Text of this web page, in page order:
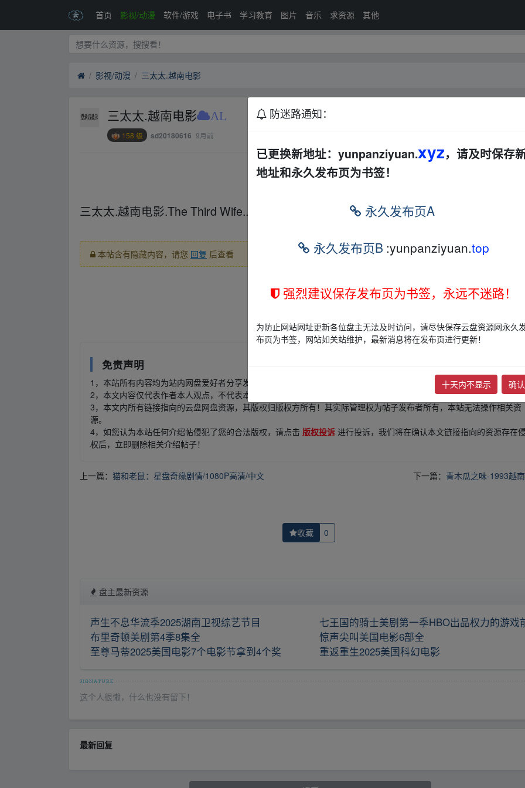
首页 影视/动漫 软件/游戏 电子书 学习教育 图片 音乐 求资源 其他
影视/动漫 三太太.越南电影
三太太.越南电影 AL
158 级 sd20180616 9月前
三太太.越南电影.The Third Wife....018.BD720p.越南语中字.mp4_fr om w ww.y、un▪pan zi yu
本帖含有隐藏内容，请您 回复 后查看
免责声明
1，本站所有内容均为站内网盘爱好者分享发布的网盘链接介绍展示帖子， 本站不存储任何实质资源数据。
2，本文内容仅代表作者本人观点，不代表本网站立场，作者文责自负。
3，本文内所有链接指向的云盘网盘资源，其版权归版权方所有！其实际管理权为帖子发布者所有，本站无法操作相关资
源。
4，如您认为本站任何介绍帖侵犯了您的合法版权，请点击 版权投诉 进行投诉，我们将在确认本文链接指向的资源存在
权后，立即删除相关介绍帖子！
上一篇： 猫和老鼠：星盘奇缘剧情/1080P高清/中文 下一篇： 青木瓜之味-1993越
收藏 0
盘主最新资源
声生不息华流季2025湖南卫视综艺节目
七王国的骑士美剧第一季HBO出品权力的游戏
布里奇顿美剧第4季8集全
惊声尖叫美国电影6部全
至尊马蒂2025美国电影7个电影节拿到4个奖
重返重生2025美国科幻电影
这个人很懒，什么也没有留下！
最新回复
防迷路通知：
已更换新地址：yunpanziyuan.xyz，请及时保存
地址和永久发布页为书签！
永久发布页A
永久发布页B :yunpanziyuan.top
强烈建议保存发布页为书签，永远不迷路！
为防止网站网址更新各位盘主无法及时访问，请尽快保存云盘资源网永久
布页为书签，网站如关站维护，最新消息将在发布页进行更新！
十天内不显示 确认